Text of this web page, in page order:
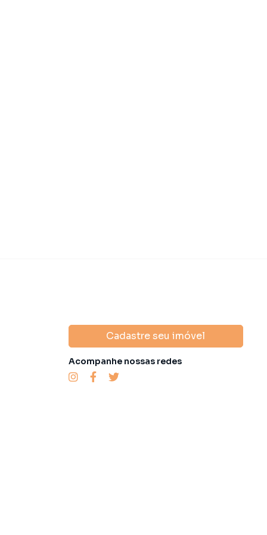
Cadastre seu imóvel
Acompanhe nossas redes